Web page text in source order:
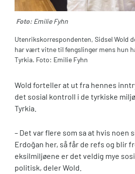
Foto: Emilie Fyhn
Utenrikskorrespondenten, Sidsel Wold
har vært vitne til fengslinger mens hun
Tyrkia. Foto: Emilie Fyhn
Wold forteller at ut fra hennes
det sosial kontroll i de tyrkiske
Tyrkia.
– Det var flere som sa at hvis noen
Erdoğan her, så får de refs og blir
eksilmiljøene er det veldig mye
politisk, deler Wold.